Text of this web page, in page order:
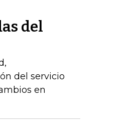
del
del servicio
en